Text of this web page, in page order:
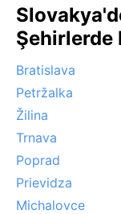
sakin bir atmosfer
Dikkat çeken
vadilerde oluşan
kasırga, muson
uzaktır. Kar
taşkınlara yol
seyreder.
Bratislava
Petržalka
Žilina
Trnava
Poprad
Prievidza
Michalovce